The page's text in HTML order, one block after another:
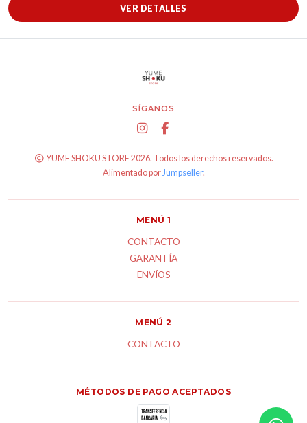
VER DETALLES
SÍGANOS
YUME SHOKU STORE 2026. Todos los derechos reservados.
Alimentado porJumpseller.
MENÚ 1
CONTACTO
GARANTÍA
ENVÍOS
MENÚ 2
CONTACTO
MÉTODOS DE PAGO ACEPTADOS